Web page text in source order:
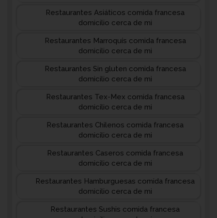
Restaurantes Asiáticos comida francesa
domicilio cerca de mi
Restaurantes Marroquís comida francesa
domicilio cerca de mi
Restaurantes Sin gluten comida francesa
domicilio cerca de mi
Restaurantes Tex-Mex comida francesa
domicilio cerca de mi
Restaurantes Chilenos comida francesa
domicilio cerca de mi
Restaurantes Caseros comida francesa
domicilio cerca de mi
Restaurantes Hamburguesas comida francesa
domicilio cerca de mi
Restaurantes Sushis comida francesa